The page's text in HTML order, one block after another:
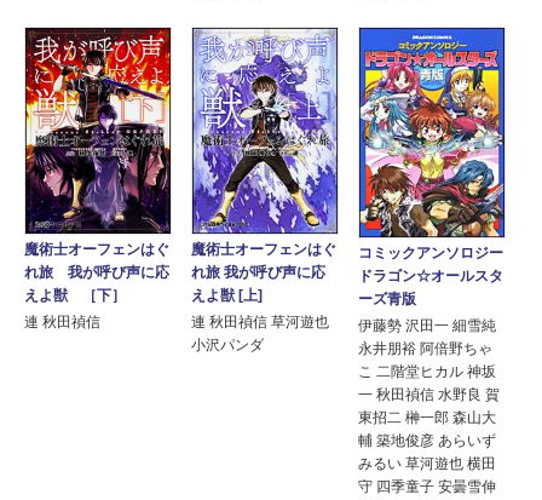
魔術士オーフェンはぐ
れ旅 我が呼び声に応
えよ獣 ［下］
連 秋田禎信
魔術士オーフェンはぐ
れ旅 我が呼び声に応
えよ獣 [上]
連 秋田禎信 草河遊也
小沢パンダ
コミックアンソロジー
ドラゴン☆オールスタ
ーズ青版
伊藤勢 沢田一 細雪純
永井朋裕 阿倍野ちゃ
こ 二階堂ヒカル 神坂
一 秋田禎信 水野良 賀
東招二 榊一郎 森山大
輔 築地俊彦 あらいず
みるい 草河遊也 横田
守 四季童子 安曇雪伸